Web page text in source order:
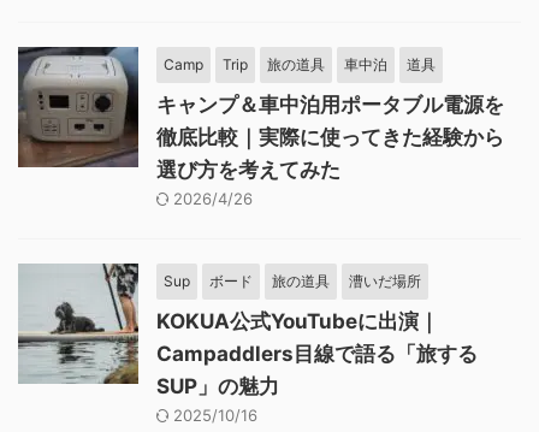
Camp Trip 旅の道具 車中泊 道具
キャンプ＆車中泊用ポータブル電源を
徹底比較｜実際に使ってきた経験から
選び方を考えてみた
2026/4/26
Sup ボード 旅の道具 漕いだ場所
KOKUA公式YouTubeに出演｜
Campaddlers目線で語る「旅する
SUP」の魅力
2025/10/16